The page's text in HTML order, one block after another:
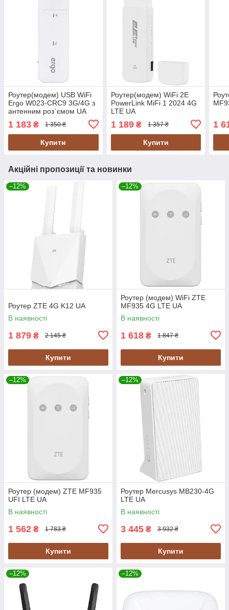
Роутер(модем) USB WiFi
Ergo W023-CRC9 3G/4G з
антенним роз`ємом UA
1 183 ₴ 1 350 ₴
Купити
Роутер(модем) WiFi 2E
PowerLink MiFi 1 2024 4G
LTE UA
1 189₴ 1 357 ₴
Купити
1
Акційні пропозиції та новинки
–12%
Роутер ZTE 4G K12 UA
В наявності
1 879 ₴ 2 145 ₴
Купити
–12%
Роутер (модем) WiFi ZTE
MF935 4G LTE UA
В наявності
1 618 ₴ 1 847 ₴
Купити
–12%
Роутер (модем) ZTE MF935
UFI LTE UA
В наявності
1 562 ₴ 1 783 ₴
Купити
–12%
Роутер Mercusys MB230-4G
LTE UA
В наявності
3 445 ₴ 3 932 ₴
Купити
–12% –12%